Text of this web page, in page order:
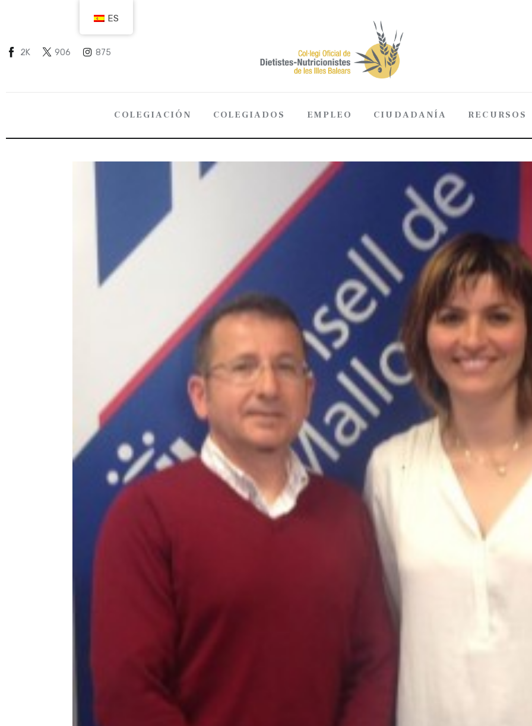
2K 906 875
COLEGIACIÓN COLEGIADOS EMPLEO CIUDADANÍA RECURSOS
COLEGIACIÓN COLEGIADOS EMPLEO CIUDADANÍA RECURSOS
COLEGIADOS
ES